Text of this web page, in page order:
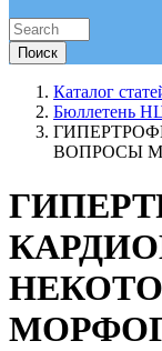
Каталог
Бюллетень
ВОПРОСЫ